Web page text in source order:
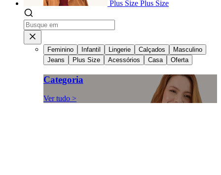
Plus Size Plus Size
Feminino Infantil Lingerie Calçados
Masculino
Jeans
Plus Size Acessórios Casa Oferta
Categoria
Ver tudo >